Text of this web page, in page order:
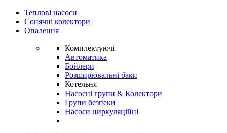
Теплові насоси
Сонячні колектори
Опалення
Комплектуючі
Автоматика
Бойлери
Розширювальні баки
Котельня
Насосні групи & Колектори
Групи безпеки
Насоси циркуляційні